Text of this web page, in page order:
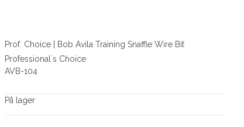
Prof. Choice | Bob Avila Training Snaffle Wire Bit
Professional´s Choice
AVB-104
På lager